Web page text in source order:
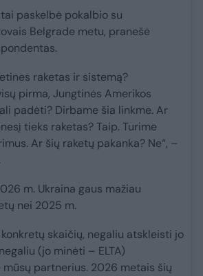
paskelbė pokalbio su
Belgrade metu, pranešė
raketas ir sistemą?
pirma, Jungtinės Amerikos
padėti? Dirbame šia linkme. Ar
tieks raketas? Taip. Turime
Ar šių raketų pakanka? Ne“, –
m. Ukraina gaus mažiau
nei 2025 m.
skaičių, negaliu atskleisti jo
(jo minėti – ELTA)
partnerius. 2026 metais šių